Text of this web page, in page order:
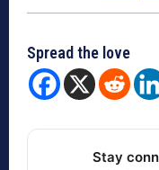
Spread the love
Stay